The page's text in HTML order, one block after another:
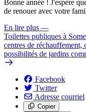
Bonne année ! J'espère
de renouer avec votre
En lire plus —
Toilettes publiques à
centres de réchauffement,
possibilités de jardins
Facebook
Twitter
Adresse courriel
Copier